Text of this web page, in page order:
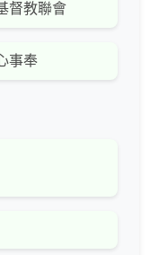
督教聯會
事奉